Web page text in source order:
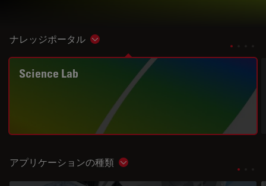
ナレッジポータル Show subnavigation
Science Lab
アプリケーションの種類 Show subnavigation